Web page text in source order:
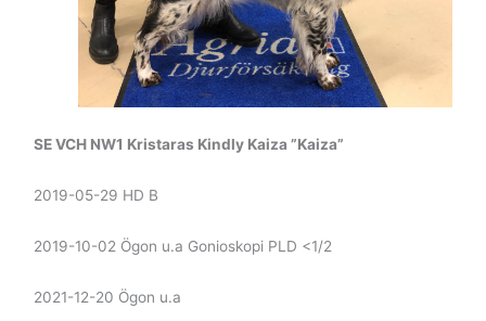
SE VCH NW1 Kristaras Kindly Kaiza ”Kaiza”
2019-05-29 HD B
2019-10-02 Ögon u.a Gonioskopi PLD <1/2
2021-12-20 Ögon u.a